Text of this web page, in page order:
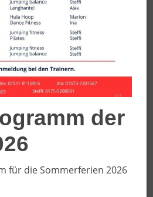
der
für die Sommerferien 2026